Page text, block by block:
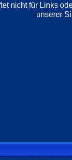
nicht für Links
unserer